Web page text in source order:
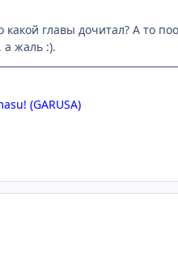
главы дочитал? А то
а жаль :).
(GARUSA)